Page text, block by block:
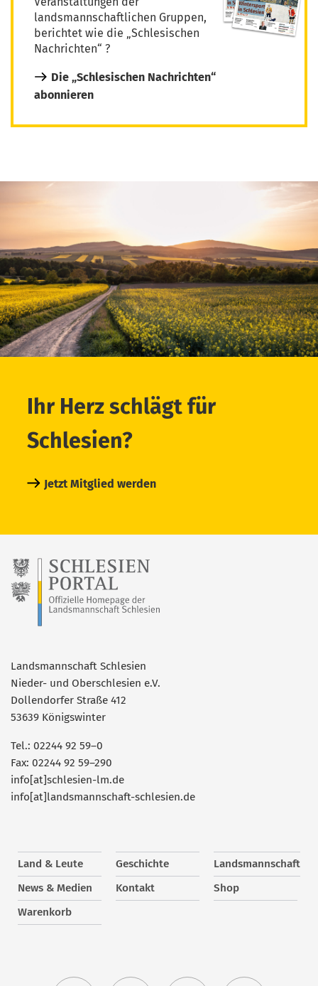
landsmannschaftlichen Gruppen,
berichtet wie die „Schlesischen
Nachrichten“ ?
Die „Schlesischen Nachrichten“
abonnieren
Ihr Herz schlägt für
Schlesien?
Jetzt Mitglied werden
Landsmannschaft Schlesien
Nieder- und Oberschlesien e.V.
Dollendorfer Straße 412
53639 Königswinter
Tel.: 02244 92 59–0
Fax: 02244 92 59–290
info[at]schlesien-lm.de
info[at]landsmannschaft-schlesien.de
Land & Leute Geschichte
Landsmannschaft
News & Medien
Kontakt
Shop
Warenkorb